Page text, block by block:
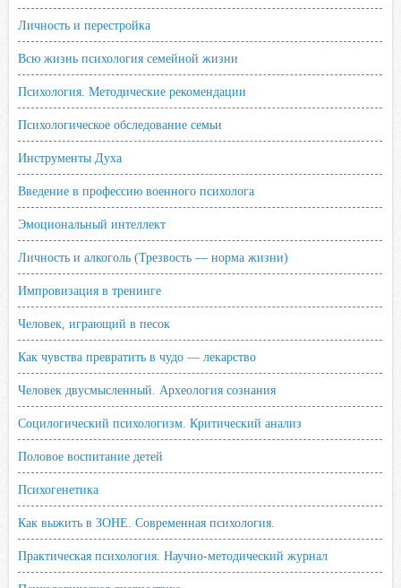
Личность и перестройка
Всю жизнь психология семейной жизни
Психология. Методические рекомендации
Психологическое обследование семьи
Инструменты Духа
Введение в профессию военного психолога
Эмоциональный интеллект
Личность и алкоголь (Трезвость — норма жизни)
Импровизация в тренинге
Человек, играющий в песок
Как чувства превратить в чудо — лекарство
Человек двусмысленный. Археология сознания
Социлогический психологизм. Критический анализ
Половое воспитание детей
Психогенетика
Как выжить в ЗОНЕ. Современная психология.
Практическая психология. Научно-методический журнал